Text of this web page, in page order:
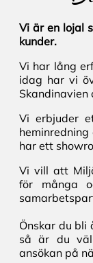
Vi är en lojal
kunder.
Vi har lång
idag har vi
Skandinavien
Vi erbjuder
heminredning
har ett
Vi vill att
för många
Önskar du bli
så är du
ansökan på